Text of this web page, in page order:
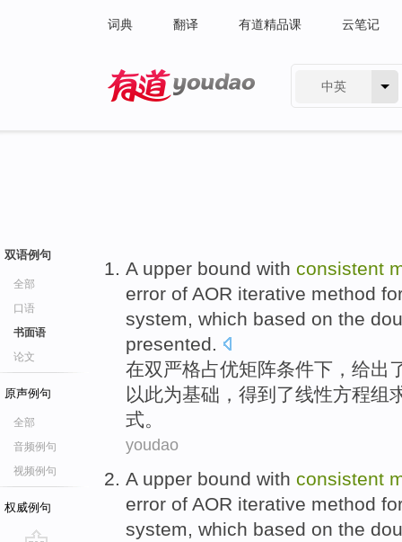
词典 翻译 有道精品课 云笔记
中英
双语例句
全部
口语
书面语
论文
原声例句
全部
音频例句
视频例句
权威例句
A upper bound with consistent
error of AOR iterative method
system, which based on the
presented.
在双严格占优矩阵条件下，给出
以此为基础，得到了线性方程组
式。
youdao
A upper bound with consistent
error of AOR iterative method
system, which based on the